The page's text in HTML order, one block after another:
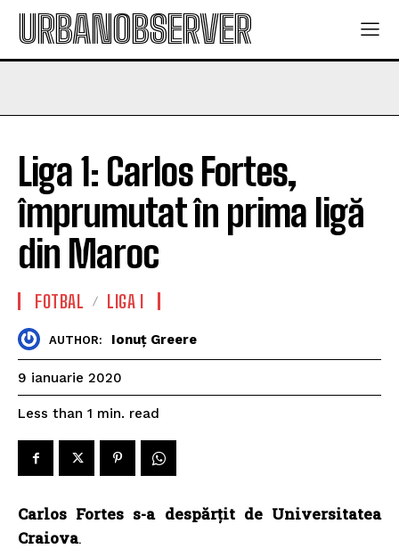
URBANOBSERVER
Liga 1: Carlos Fortes,
împrumutat în prima ligă
din Maroc
FOTBAL LIGA I
AUTHOR: Ionuț Greere
9 ianuarie 2020
Less than 1 min. read
Carlos Fortes s-a despărțit de Universitatea
Craiova.